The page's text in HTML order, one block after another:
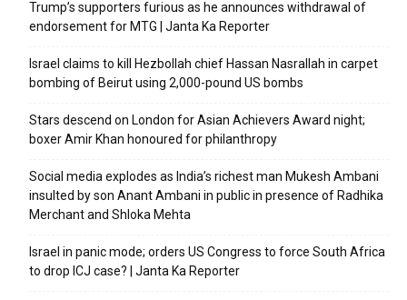
Trump’s supporters furious as he announces withdrawal of
endorsement for MTG | Janta Ka Reporter
Israel claims to kill Hezbollah chief Hassan Nasrallah in carpet
bombing of Beirut using 2,000-pound US bombs
Stars descend on London for Asian Achievers Award night;
boxer Amir Khan honoured for philanthropy
Social media explodes as India’s richest man Mukesh Ambani
insulted by son Anant Ambani in public in presence of Radhika
Merchant and Shloka Mehta
Israel in panic mode; orders US Congress to force South Africa
to drop ICJ case? | Janta Ka Reporter